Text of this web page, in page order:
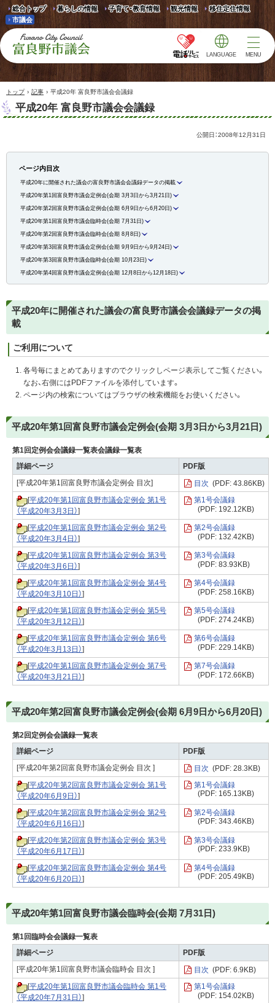
総合トップ 暮らしの情報 子育て・教育情報 観光情報
移住定住情報
市議会
富良野市議会 Furano
City Council
LANGUAGE MENU
トップ › 記事 › 平成20年 富良野市議会会議録
平成20年 富良野市議会会議録
公開日：2008年12月31日
ページ内目次
平成20年に開催された議会の富良野市議会会議録データの掲載
平成20年第1回富良野市議会定例会(会期 3月3日から3月21日)
平成20年第2回富良野市議会定例会(会期 6月9日から6月20日)
平成20年第1回富良野市議会臨時会(会期 7月31日)
平成20年第2回富良野市議会臨時会(会期 8月8日)
平成20年第3回富良野市議会定例会(会期 9月9日から9月24日)
平成20年第3回富良野市議会臨時会(会期 10月23日)
平成20年第4回富良野市議会定例会(会期 12月8日から12月18日)
平成20年に開催された議会の富良野市議会会議録データの掲
載
ご利用について
各号毎にまとめてありますのでクリックしページ表示してご覧ください。
なお、右側にはPDFファイルを添付しています。
ページ内の検索についてはブラウザの検索機能をお使いください。
平成20年第1回富良野市議会定例会(会期 3月3日から3月21日)
第1回定例会会議録一覧表会議録一覧表
詳細ページ
PDF版
[平成20年第1回富良野市議会定例会 目次]
目次 (PDF: 43.86KB)
[平成20年第1回富良野市議会定例会 第1号
（平成20年3月3日）]
第1号会議録
(PDF: 192.12KB)
[平成20年第1回富良野市議会定例会 第2号
（平成20年3月4日）]
第2号会議録
(PDF: 132.42KB)
[平成20年第1回富良野市議会定例会 第3号
（平成20年3月6日）]
第3号会議録
(PDF: 83.93KB)
[平成20年第1回富良野市議会定例会 第4号
（平成20年3月10日）]
第4号会議録
(PDF: 258.16KB)
[平成20年第1回富良野市議会定例会 第5号
（平成20年3月12日）]
第5号会議録
(PDF: 274.24KB)
[平成20年第1回富良野市議会定例会 第6号
（平成20年3月13日）]
第6号会議録
(PDF: 229.14KB)
[平成20年第1回富良野市議会定例会 第7号
（平成20年3月21日）]
第7号会議録
(PDF: 172.66KB)
平成20年第2回富良野市議会定例会(会期 6月9日から6月20日)
第2回定例会会議録一覧表
詳細ページ
PDF版
[平成20年第2回富良野市議会定例会 目次 ]
目次 (PDF: 28.3KB)
[平成20年第2回富良野市議会定例会 第1号
（平成20年6月9日）]
第1号会議録
(PDF: 165.13KB)
[平成20年第2回富良野市議会定例会 第2号
（平成20年6月16日）]
第2号会議録
(PDF: 343.46KB)
[平成20年第2回富良野市議会定例会 第3号
（平成20年6月17日）]
第3号会議録
(PDF: 233.9KB)
[平成20年第2回富良野市議会定例会 第4号
（平成20年6月20日）]
第4号会議録
(PDF: 205.49KB)
平成20年第1回富良野市議会臨時会(会期 7月31日)
第1回臨時会会議録一覧表
詳細ページ
PDF版
[平成20年第1回富良野市議会臨時会 目次 ]
目次 (PDF: 6.9KB)
[平成20年第1回富良野市議会臨時会 第1号
（平成20年7月31日）]
第1号会議録
(PDF: 154.02KB)